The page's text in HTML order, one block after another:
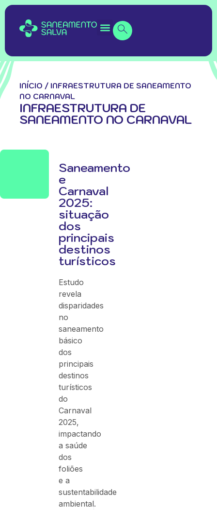
INÍCIO / INFRAESTRUTURA DE SANEAMENTO
NO CARNAVAL
INFRAESTRUTURA DE
SANEAMENTO NO CARNAVAL
Saneamento
e
Carnaval
2025:
situação
dos
principais
destinos
turísticos
Estudo
revela
disparidades
no
saneamento
básico
dos
principais
destinos
turísticos
do
Carnaval
2025,
impactando
a saúde
dos
foliões
e a
sustentabilidade
ambiental.